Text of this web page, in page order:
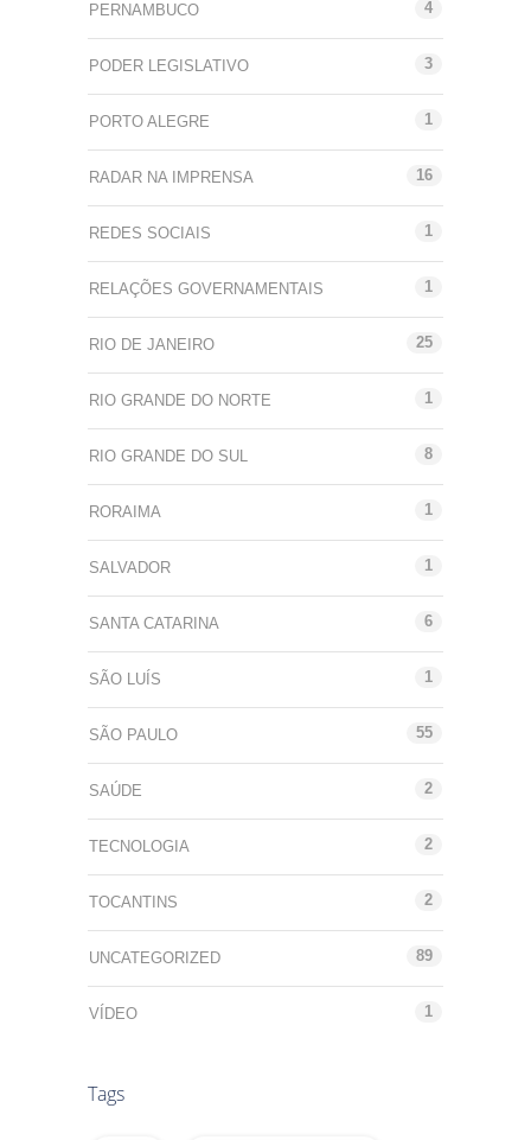
PERNAMBUCO 4
PODER LEGISLATIVO 3
PORTO ALEGRE 1
RADAR NA IMPRENSA 16
REDES SOCIAIS 1
RELAÇÕES GOVERNAMENTAIS 1
RIO DE JANEIRO 25
RIO GRANDE DO NORTE 1
RIO GRANDE DO SUL 8
RORAIMA 1
SALVADOR 1
SANTA CATARINA 6
SÃO LUÍS 1
SÃO PAULO 55
SAÚDE 2
TECNOLOGIA 2
TOCANTINS 2
UNCATEGORIZED 89
VÍDEO 1
Tags